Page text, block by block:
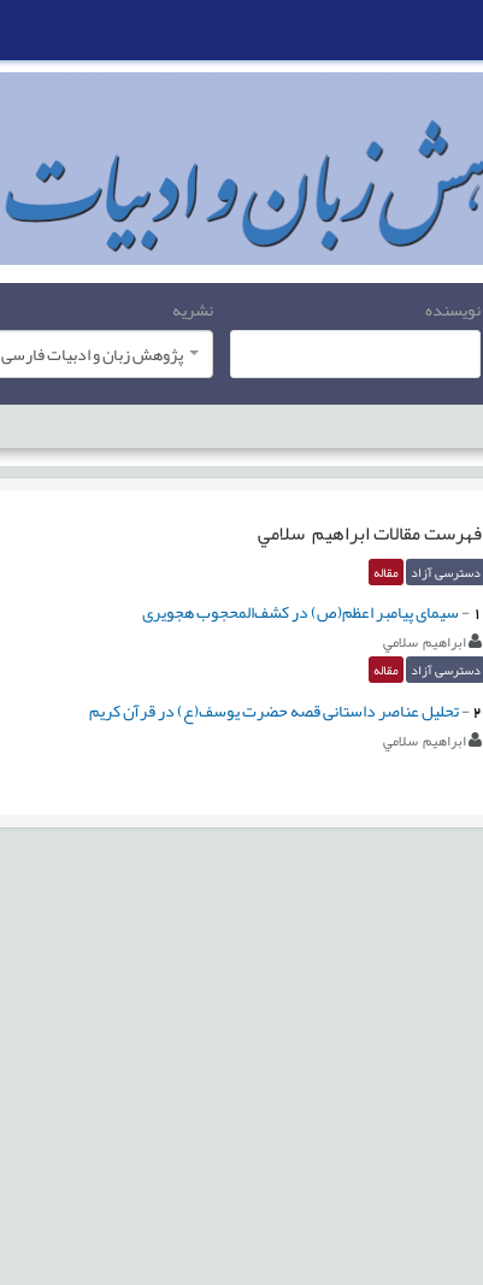
نویسنده
نشریه
پژوهش زبان و ادبیات فارسی
فهرست مقالاتابراهيم سلامي
دسترسی آزاد مقاله
1
-سیمای پیامبر اعظم(ص) در کشف‌المحجوب هجویری
ابراهيم سلامي
دسترسی آزاد مقاله
2
-تحلیل عناصر داستانی قصه حضرت یوسف(ع) در قرآن کریم
ابراهيم سلامي